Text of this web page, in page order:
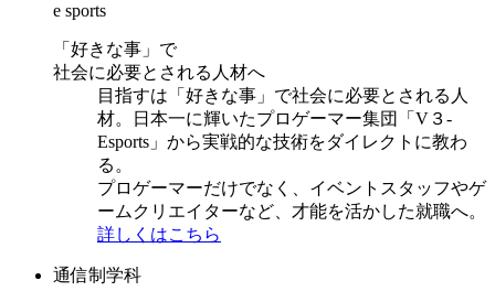
e sports
「好きな事」で
社会に必要とされる人材へ
目指すは「好きな事」で社会に必要とされる人
材。日本一に輝いたプロゲーマー集団「V３-
Esports」から実戦的な技術をダイレクトに教わ
る。
プロゲーマーだけでなく、イベントスタッフやゲ
ームクリエイターなど、才能を活かした就職へ。
詳しくはこちら
通信制学科